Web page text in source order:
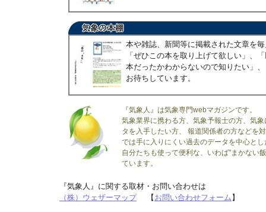
本や雑誌、新聞等に掲載された文章を
「ぜひこの本を取り上げて欲しい」、
本だったかわからないので知りたい」
お待ちしています。
『気象人』は気象専門webマガジンです。
気象業界に携わる方、気象予報士の方、気
タを入手したい方、 報道関係者の方などを
では手に入りにくい過去のデータを中心と
自分たちも使って便利な、いわば"まかない
ています。
『気象人』に関する取材・お問い合わせは
（株）ウェザーマップ【 お問い合わせフォーム 】